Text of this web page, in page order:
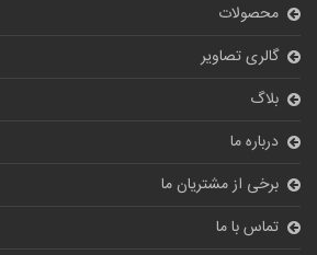
محصولات
گالری تصاویر
بلاگ
درباره ما
برخی از مشتریان ما
تماس با ما